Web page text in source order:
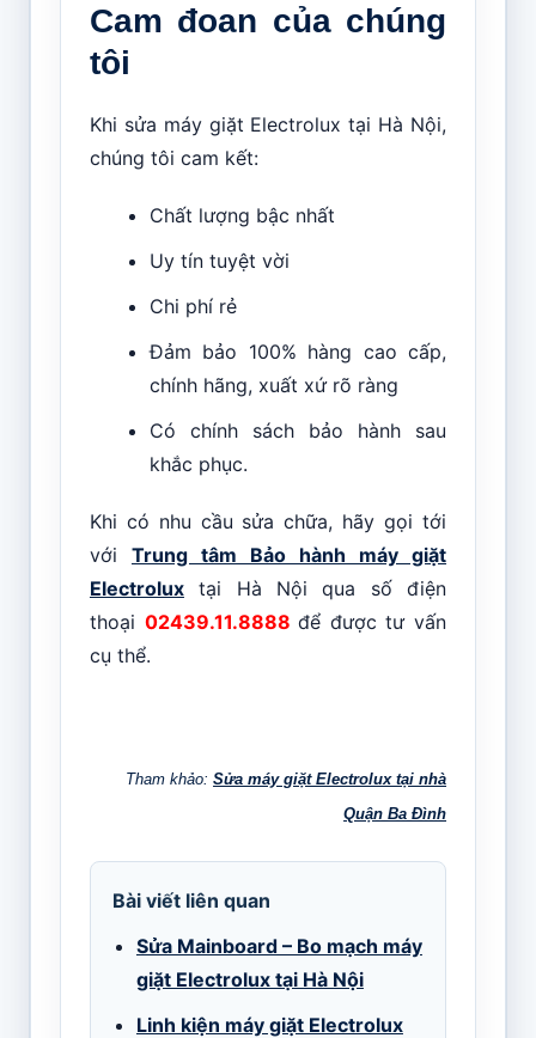
Cam đoan của chúng
tôi
Khi sửa máy giặt Electrolux tại Hà Nội,
chúng tôi cam kết:
Chất lượng bậc nhất
Uy tín tuyệt vời
Chi phí rẻ
Đảm bảo 100% hàng cao cấp,
chính hãng, xuất xứ rõ ràng
Có chính sách bảo hành sau
khắc phục.
Khi có nhu cầu sửa chữa, hãy gọi tới
với Trung tâm Bảo hành máy giặt
Electroluxtại Hà Nội qua số điện
thoại 02439.11.8888 để được tư vấn
cụ thể.
Tham khảo:Sửa máy giặt Electrolux tại nhà
Quận Ba Đình
Bài viết liên quan
Sửa Mainboard – Bo mạch máy
giặt Electrolux tại Hà Nội
Linh kiện máy giặt Electrolux